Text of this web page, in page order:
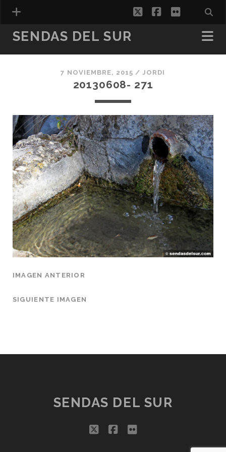
CATALÁN )
twitterfacebook
flickr
SENDAS DEL SUR
7 NOVIEMBRE, 2015 /JORDI
20130608- 271
IMAGEN ANTERIOR
SIGUIENTE IMAGEN
SENDAS DEL SUR
twitterfacebook
flickr